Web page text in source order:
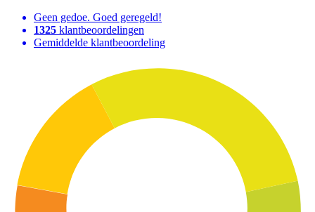
Geen gedoe. Goed geregeld!
1325 klantbeoordelingen
Gemiddelde klantbeoordeling